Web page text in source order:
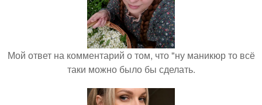
Мой ответ на комментарий о том, что "ну маникюр то всё
таки можно было бы сделать.